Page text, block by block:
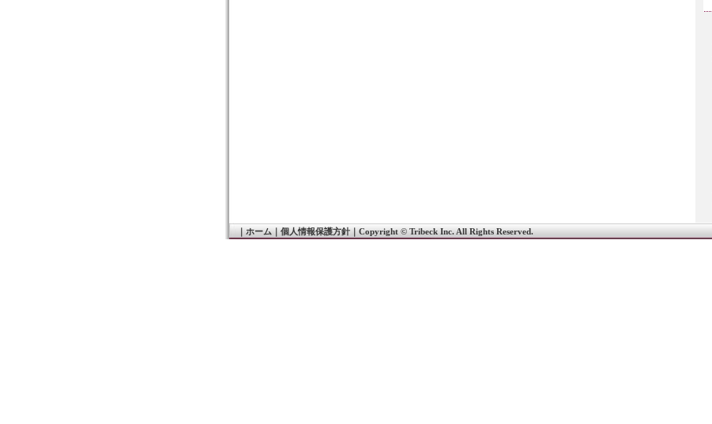
ホーム｜ 個人情報保護方針｜ Copyright © Tribeck Inc. All Rights Reserved.